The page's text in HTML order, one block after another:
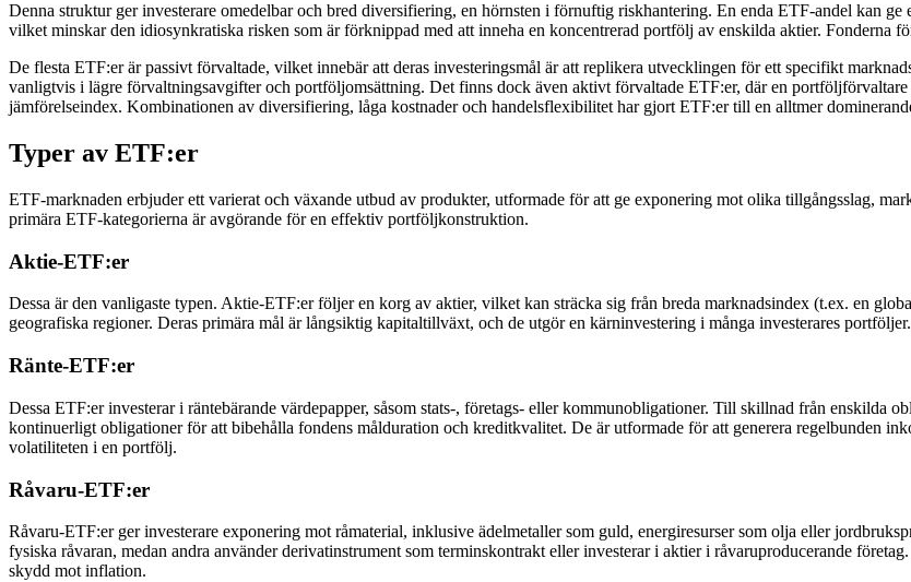
Denna struktur ger investerare omedelbar och bred diversifiering, en hörnsten i förnuftig riskhantering. En enda ETF-andel kan
vilket minskar den idiosynkratiska risken som är förknippad med att inneha en koncentrerad portfölj av enskilda aktier. Fonderna
De flesta ETF:er är passivt förvaltade, vilket innebär att deras investeringsmål är att replikera utvecklingen för ett specifikt
vanligtvis i lägre förvaltningsavgifter och portföljomsättning. Det finns dock även aktivt förvaltade ETF:er, där en
jämförelseindex. Kombinationen av diversifiering, låga kostnader och handelsflexibilitet har gjort ETF:er till en alltmer
Typer av ETF:er
ETF-marknaden erbjuder ett varierat och växande utbud av produkter, utformade för att ge exponering mot olika tillgångsslag,
primära ETF-kategorierna är avgörande för en effektiv portföljkonstruktion.
Aktie-ETF:er
Dessa är den vanligaste typen. Aktie-ETF:er följer en korg av aktier, vilket kan sträcka sig från breda marknadsindex (t.ex. en
geografiska regioner. Deras primära mål är långsiktig kapitaltillväxt, och de utgör en kärninvestering i många investerares portföljer.
Ränte-ETF:er
Dessa ETF:er investerar i räntebärande värdepapper, såsom stats-, företags- eller kommunobligationer. Till skillnad från enskilda
kontinuerligt obligationer för att bibehålla fondens målduration och kreditkvalitet. De är utformade för att generera regelbunden
volatiliteten i en portfölj.
Råvaru-ETF:er
Råvaru-ETF:er ger investerare exponering mot råmaterial, inklusive ädelmetaller som guld, energiresurser som olja eller
fysiska råvaran, medan andra använder derivatinstrument som terminskontrakt eller investerar i aktier i råvaruproducerande
skydd mot inflation.